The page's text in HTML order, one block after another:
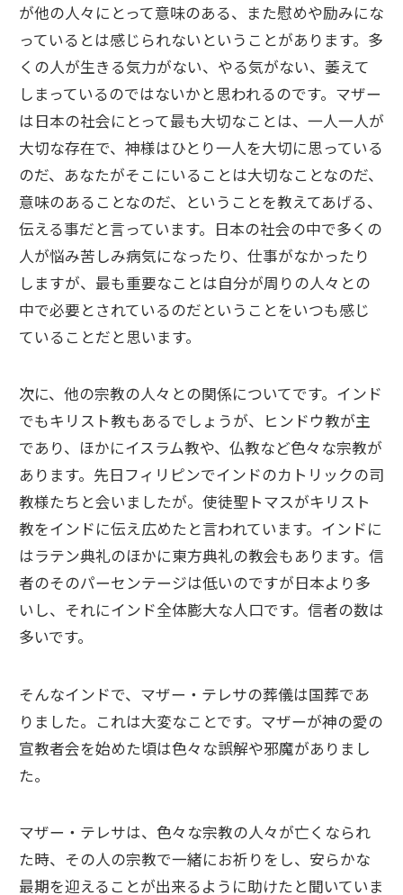
が他の人々にとって意味のある、また慰めや励みにな
っているとは感じられないということがあります。多
くの人が生きる気力がない、やる気がない、萎えて
しまっているのではないかと思われるのです。マザー
は日本の社会にとって最も大切なことは、一人一人が
大切な存在で、神様はひとり一人を大切に思っている
のだ、あなたがそこにいることは大切なことなのだ、
意味のあることなのだ、ということを教えてあげる、
伝える事だと言っています。日本の社会の中で多くの
人が悩み苦しみ病気になったり、仕事がなかったり
しますが、最も重要なことは自分が周りの人々との
中で必要とされているのだということをいつも感じ
ていることだと思います。
次に、他の宗教の人々との関係についてです。インド
でもキリスト教もあるでしょうが、ヒンドウ教が主
であり、ほかにイスラム教や、仏教など色々な宗教が
あります。先日フィリピンでインドのカトリックの司
教様たちと会いましたが。使徒聖トマスがキリスト
教をインドに伝え広めたと言われています。インドに
はラテン典礼のほかに東方典礼の教会もあります。信
者のそのパーセンテージは低いのですが日本より多
いし、それにインド全体膨大な人口です。信者の数は
多いです。
そんなインドで、マザー・テレサの葬儀は国葬であ
りました。これは大変なことです。マザーが神の愛の
宣教者会を始めた頃は色々な誤解や邪魔がありまし
た。
マザー・テレサは、色々な宗教の人々が亡くなられ
た時、その人の宗教で一緒にお祈りをし、安らかな
最期を迎えることが出来るように助けたと聞いていま